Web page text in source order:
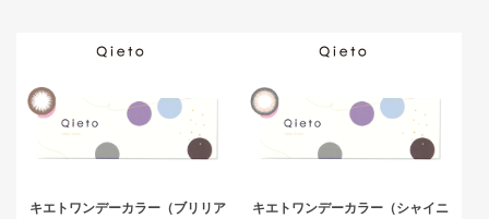
キエトワンデーカラー（ブリリア
キエトワンデーカラー（シャイニ